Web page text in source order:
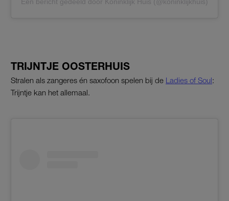
Een bericht gedeeld door Koninklijk Huis (@koninklijkhuis)
TRIJNTJE OOSTERHUIS
Stralen als zangeres én saxofoon spelen bij de Ladies of Soul:
Trijntje kan het allemaal.